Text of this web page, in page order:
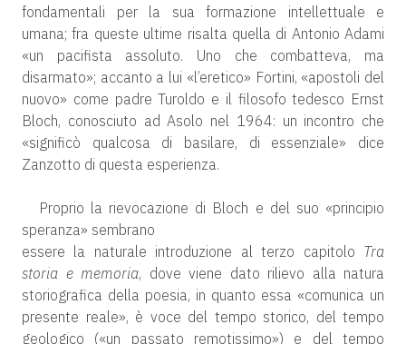
fondamentali per la sua formazione intellettuale e
umana; fra queste ultime risalta quella di Antonio Adami
«un pacifista assoluto. Uno che combatteva, ma
disarmato»; accanto a lui «l’eretico» Fortini, «apostoli del
nuovo» come padre Turoldo e il filosofo tedesco Ernst
Bloch, conosciuto ad Asolo nel 1964: un incontro che
«significò qualcosa di basilare, di essenziale» dice
Zanzotto di questa esperienza.
Proprio la rievocazione di Bloch e del suo «principio
speranza» sembrano
essere la naturale introduzione al terzo capitolo Tra
storia e memoria, dove viene dato rilievo alla natura
storiografica della poesia, in quanto essa «comunica un
presente reale», è voce del tempo storico, del tempo
geologico («un passato remotissimo») e del tempo